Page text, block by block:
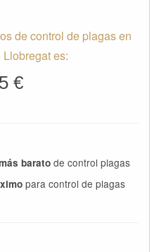
de control de plagas en
es:
€
baratode control plagas
para control de plagas